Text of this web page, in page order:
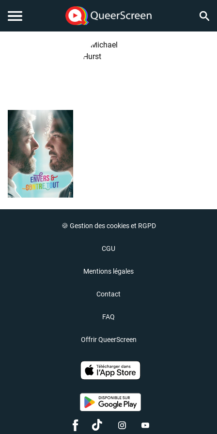
🍪 Gestion des cookies et RGPD
CGU
Mentions légales
Contact
FAQ
Offrir QueerScreen